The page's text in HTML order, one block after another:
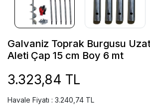
Galvaniz Toprak Burgusu
Aleti Çap 15 cm Boy 6 mt
3.323,84 TL
Havale Fiyatı : 3.240,74 TL